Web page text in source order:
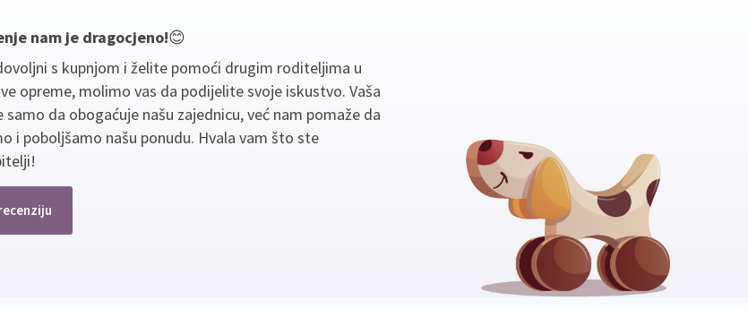
nam je dragocjeno!😊
s kupnjom i želite pomoći drugim roditeljima u
opreme, molimo vas da podijelite svoje iskustvo. Vaša
samo da obogaćuje našu zajednicu, već nam pomaže da
i poboljšamo našu ponudu. Hvala vam što ste